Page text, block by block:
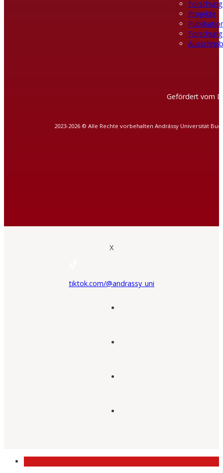
Projekte
Gefördert vom
2023-2026 © Alle Rechte vorbehalten Andrássy Universität
X
tiktok.com/@andrassy_uni